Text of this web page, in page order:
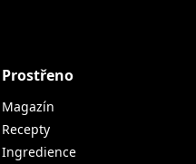
Prostřeno
Magazín
Recepty
Ingredience